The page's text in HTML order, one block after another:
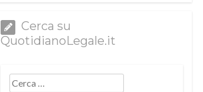
Cerca su
QuotidianoLegale.it